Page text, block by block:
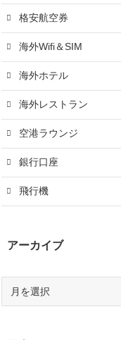
格安航空券
海外Wifi＆SIM
海外ホテル
海外レストラン
空港ラウンジ
銀行口座
飛行機
アーカイブ